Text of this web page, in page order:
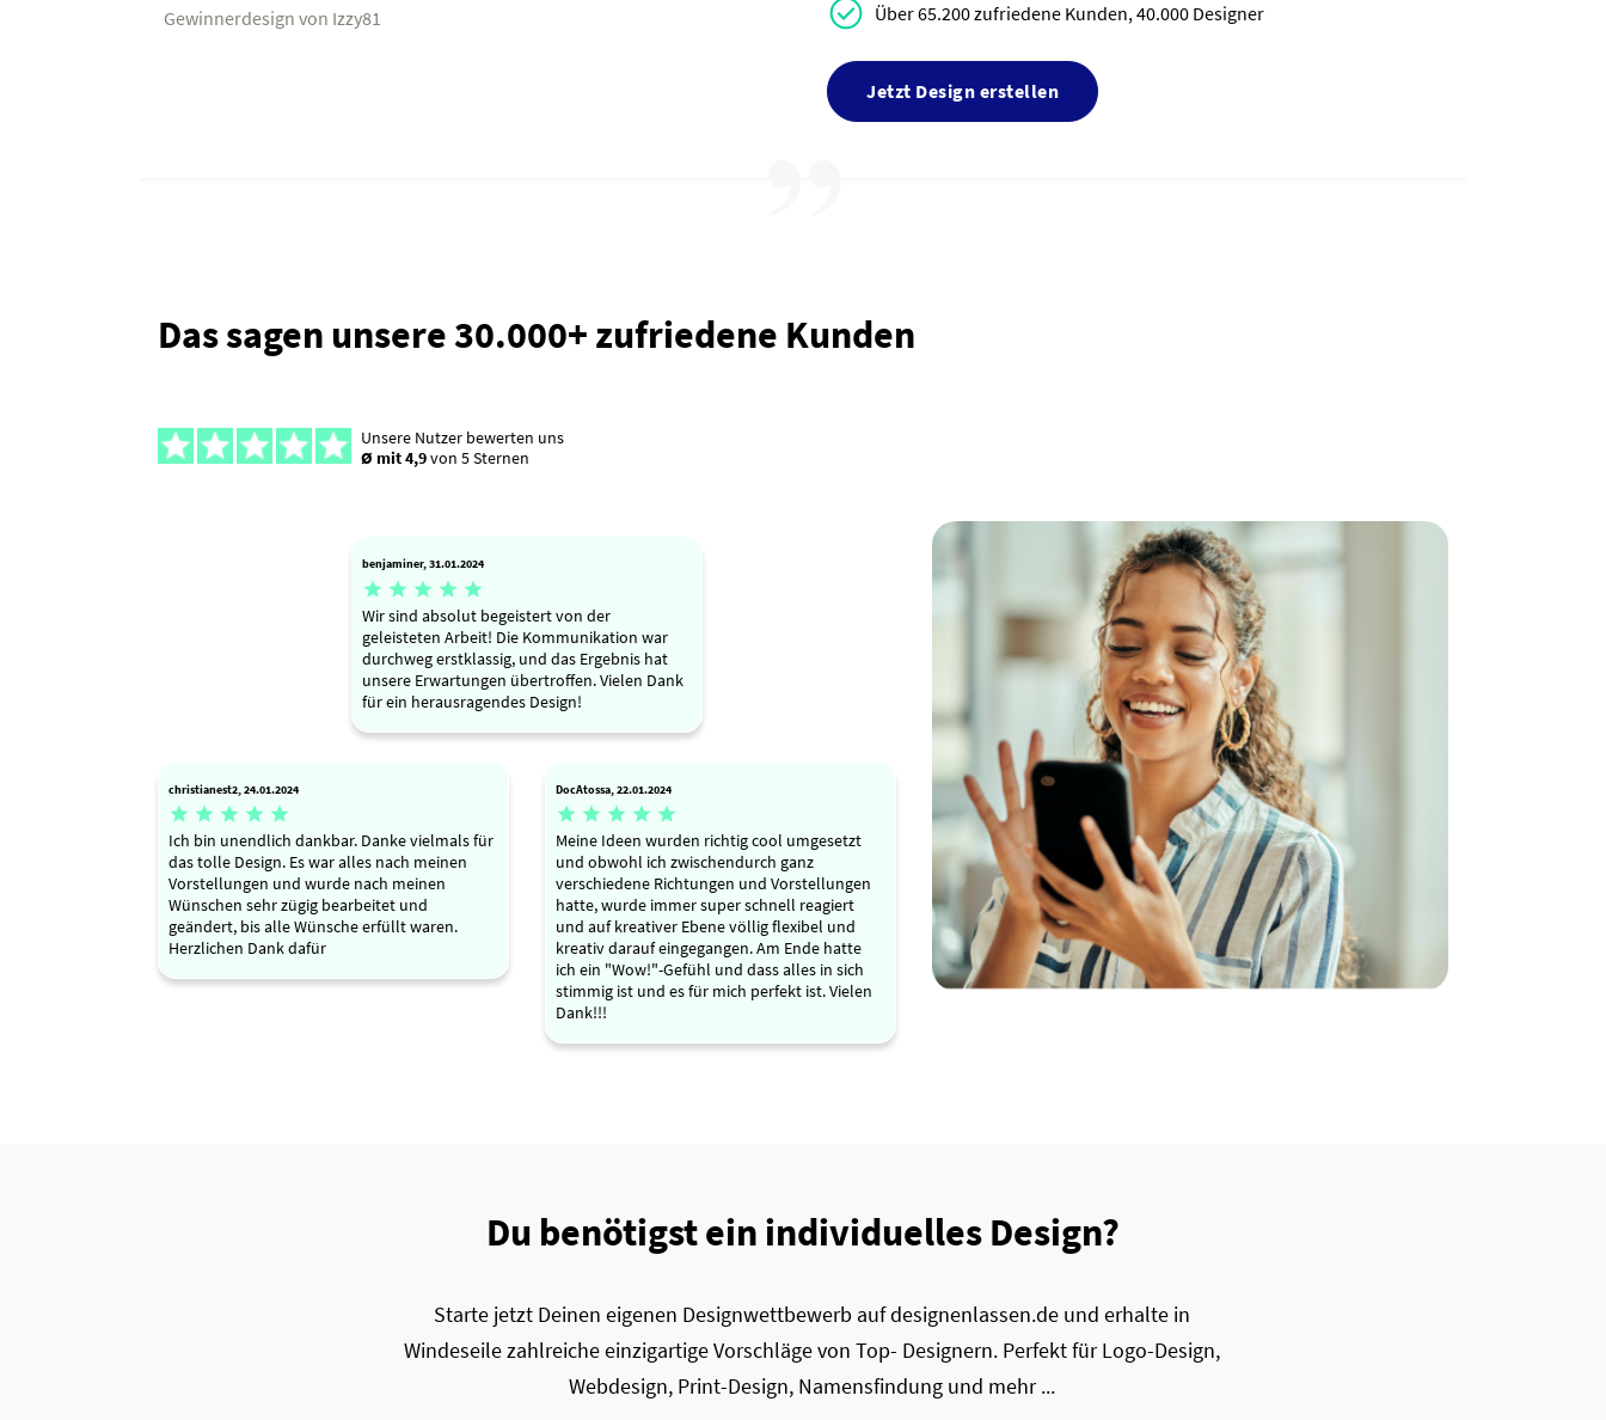
Gewinnerdesign von Izzy81
Über 65.200 zufriedene Kunden, 40.000 Designer
Jetzt Design erstellen
Das sagen unsere 30.000+ zufriedene Kunden
Unsere Nutzer bewerten uns
Ø mit 4,9von 5 Sternen
benjaminer, 31.01.2024
    
Wir sind absolut begeistert von der
geleisteten Arbeit! Die Kommunikation war
durchweg erstklassig, und das Ergebnis hat
unsere Erwartungen übertroffen. Vielen Dank
für ein herausragendes Design!
christianest2, 24.01.2024
    
Ich bin unendlich dankbar. Danke vielmals für
das tolle Design. Es war alles nach meinen
Vorstellungen und wurde nach meinen
Wünschen sehr zügig bearbeitet und
geändert, bis alle Wünsche erfüllt waren.
Herzlichen Dank dafür
DocAtossa, 22.01.2024
    
Meine Ideen wurden richtig cool umgesetzt
und obwohl ich zwischendurch ganz
verschiedene Richtungen und Vorstellungen
hatte, wurde immer super schnell reagiert
und auf kreativer Ebene völlig flexibel und
kreativ darauf eingegangen. Am Ende hatte
ich ein "Wow!"-Gefühl und dass alles in sich
stimmig ist und es für mich perfekt ist. Vielen
Dank!!!
Du benötigst ein individuelles Design?
Starte jetzt Deinen eigenen Designwettbewerb auf designenlassen.de und erhalte in
Windeseile zahlreiche einzigartige Vorschläge von Top- Designern. Perfekt für Logo-Design,
Webdesign, Print-Design, Namensfindung und mehr ...